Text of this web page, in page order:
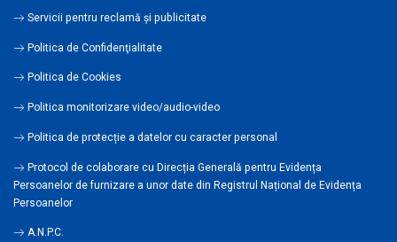
Servicii pentru reclamă și publicitate
Politica de Confidenţialitate
Politica de Cookies
Politica monitorizare video/audio-video
Politica de protecție a datelor cu caracter personal
Protocol de colaborare cu Direcția Generală pentru Evidența
Persoanelor de furnizare a unor date din Registrul Național de Evidența
Persoanelor
A.N.P.C.